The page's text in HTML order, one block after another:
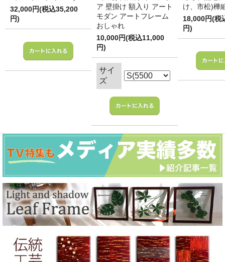
32,000円(税込35,200
円)
ア 壁掛け 額入り アート
モダン アートフレーム
おしゃれ
10,000円(税込11,000
円)
サイ
ズ
け、市松)樺
18,000円(税
円)